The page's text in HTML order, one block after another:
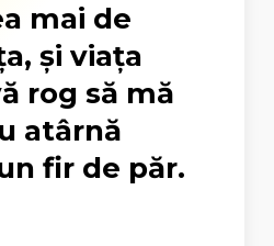
mai de
şi viaţa
rog să mă
atârnă
fir de păr.